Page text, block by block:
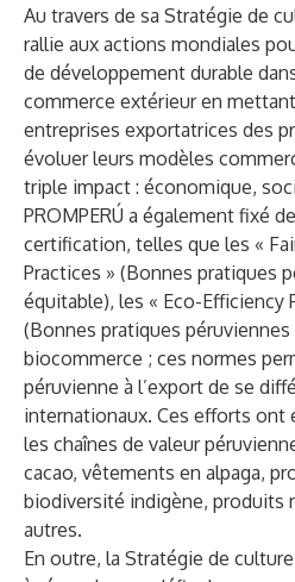
Au travers de sa Stratégie de
rallie aux actions mondiales
de développement durable
commerce extérieur en
entreprises exportatrices des
évoluer leurs modèles
triple impact : économique,
PROMPERÚ a également fixé
certification, telles que les «
Practices » (Bonnes pratiques
équitable), les « Eco-Efficiency
(Bonnes pratiques
biocommerce ; ces normes
péruvienne à l’export de se
internationaux. Ces efforts ont
les chaînes de valeur
cacao, vêtements en alpaga,
biodiversité indigène, produits
autres.
En outre, la Stratégie de